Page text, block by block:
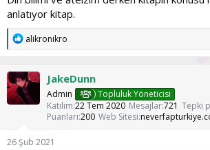
anlatıyor kitap.
T
p
k
i
l
e
alikronikro
JakeDunn
Admin
Topluluk Yöneticisi
Katılım 22 Tem 2020 Mesajlar721 Tepki
Puanları 200 Web Sitesi
26 Şub 2021